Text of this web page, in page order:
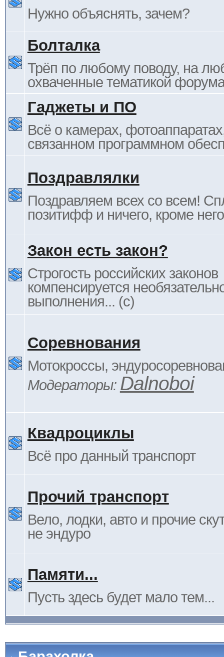
Нужно объяснять, зачем?
Болталка
Трёп по любому поводу, на
охваченные тематикой
Гаджеты и ПО
Всё о камерах,
связанном программном
Поздравлялки
Поздравляем всех со всем!
позитифф и ничего, кроме
Закон есть закон?
Строгость российских законов
компенсируется
выполнения... (c)
Соревнования
Мотокроссы,
Модераторы: Dalnoboi
Квадроциклы
Всё про данный транспорт
Прочий транспорт
Вело, лодки, авто и прочие
не эндуро
Памяти...
Пусть здесь будет мало тем...